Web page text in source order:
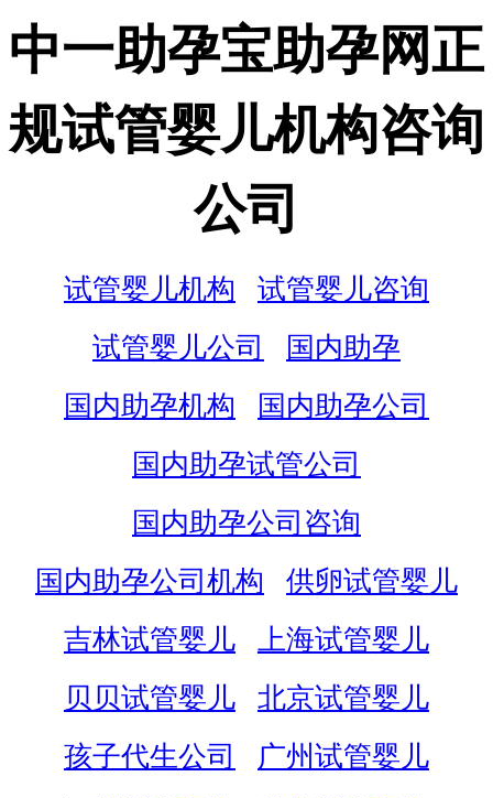
中一助孕宝助孕网正
规试管婴儿机构咨询
公司
试管婴儿机构
试管婴儿咨询
试管婴儿公司
国内助孕
国内助孕机构
国内助孕公司
国内助孕试管公司
国内助孕公司咨询
国内助孕公司机构
供卵试管婴儿
吉林试管婴儿
上海试管婴儿
贝贝试管婴儿
北京试管婴儿
孩子代生公司
广州试管婴儿